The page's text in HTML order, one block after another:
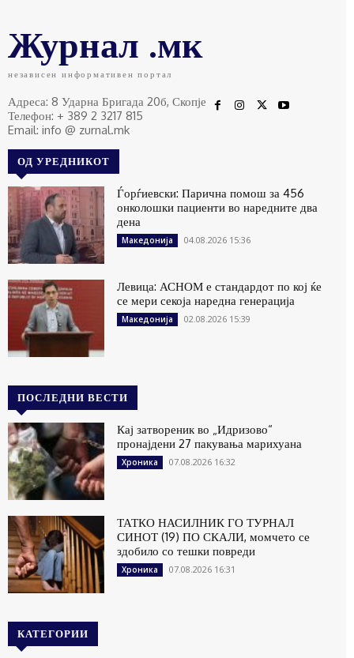
Журнал .мк
независен информативен портал
Адреса: 8 Ударна Бригада 20б, Скопје
Телефон: + 389 2 3217 815
Email: info @ zurnal.mk
ОД УРЕДНИКОТ
Ѓорѓиевски: Парична помош за 456
онколошки пациенти во наредните два
дена
Македонија 04.08.2026 15:36
Левица: АСНОМ е стандардот по кој ќе
се мери секоја наредна генерација
Македонија 02.08.2026 15:39
ПОСЛЕДНИ ВЕСТИ
Кај затвореник во „Идризово“
пронајдени 27 пакувања марихуана
Хроника 07.08.2026 16:32
ТАТКО НАСИЛНИК ГО ТУРНАЛ
СИНОТ (19) ПО СКАЛИ, момчето се
здобило со тешки повреди
Хроника 07.08.2026 16:31
КАТЕГОРИИ